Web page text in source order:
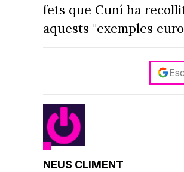
fets que Cuní ha
aquests "exemples
NEUS CLIMENT